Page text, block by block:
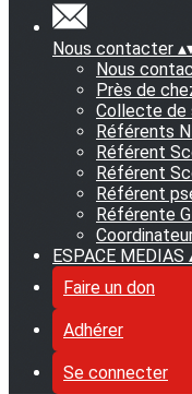
Nous contacter ▴
Nous
Près de
Collecte de
Référents
Référent
Référent
Référent
Référente
ESPACE MEDIAS
Faire un don
Adhérer
Se connecter